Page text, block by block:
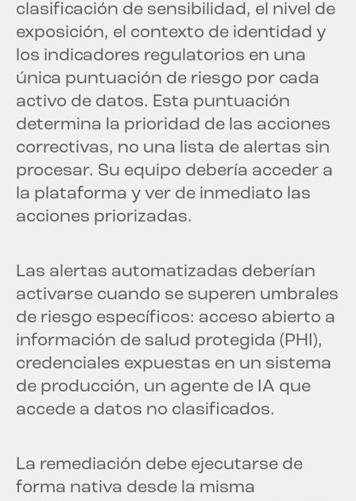
clasificación de sensibilidad, el nivel de
exposición, el contexto de identidad y
los indicadores regulatorios en una
única puntuación de riesgo por cada
activo de datos. Esta puntuación
determina la prioridad de las acciones
correctivas, no una lista de alertas sin
procesar. Su equipo debería acceder a
la plataforma y ver de inmediato las
acciones priorizadas.
Las alertas automatizadas deberían
activarse cuando se superen umbrales
de riesgo específicos: acceso abierto a
información de salud protegida (PHI),
credenciales expuestas en un sistema
de producción, un agente de IA que
accede a datos no clasificados.
La remediación debe ejecutarse de
forma nativa desde la misma